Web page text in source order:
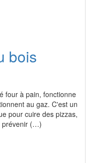
bois
four à pain, fonctionne
au gaz. C'est un
pour cuire des pizzas,
prévenir (…)